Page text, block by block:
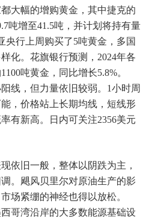
大幅的增购黄金，其中捷克的
吨增至41.5吨，并计划将持有量
央行上周购买了5吨黄金，多国
化。花旗银行预测，2024年各
吨黄金，同比增长5.8%。
线，但力量依旧较弱。1小时周
，价格站上长期均线，短线形
有新高。日内可关注2356美元
依旧一般，整体以阴跌为主，
。飓风贝里尔对原油生产的影
场紧绷的神经也得以放松。
哥湾沿岸的大多数能源基础设